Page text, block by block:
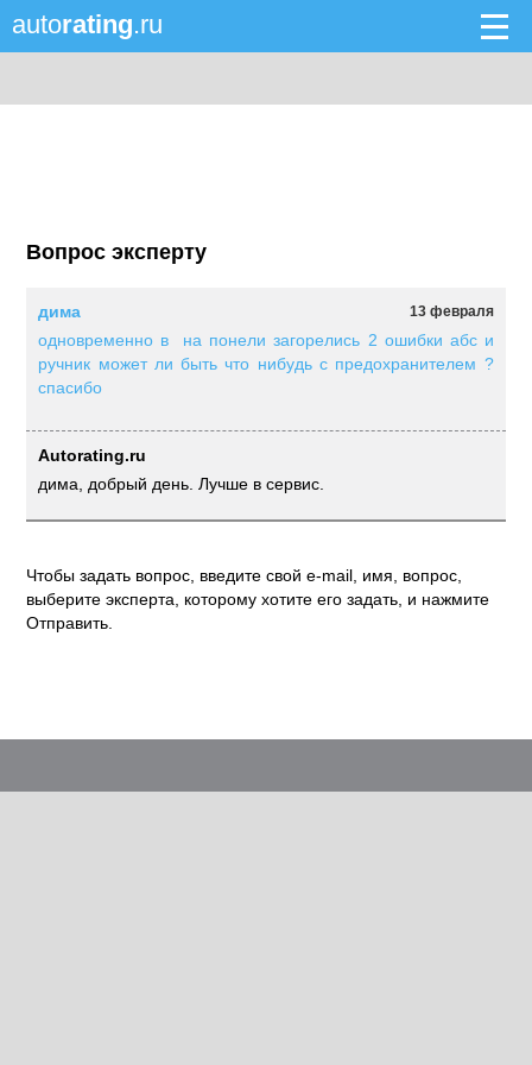
autorating.ru
Вопрос эксперту
13 февраля
дима
одновременно в на понели загорелись 2 ошибки абс и
ручник может ли быть что нибудь с предохранителем ?
спасибо
Autorating.ru
дима, добрый день. Лучше в сервис.
Чтобы задать вопрос, введите свой e-mail, имя, вопрос,
выберите эксперта, которому хотите его задать, и нажмите
Отправить.